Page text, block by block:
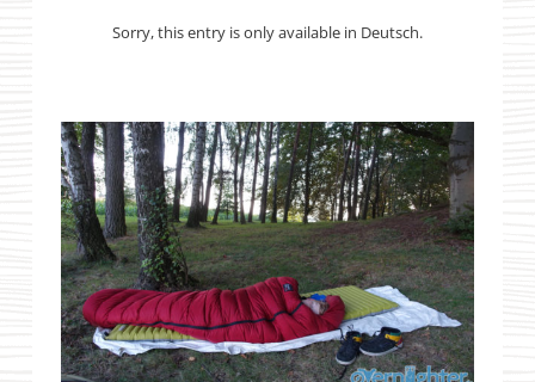
Sorry, this entry is only available in Deutsch.